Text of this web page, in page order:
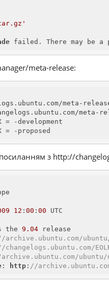
failed. There may be a
meta-release:
= -proposed
з http://
12 : 00 : 00
the 9.04
archive.ubuntu.com/
changelogs.ubuntu.com/
: http : //